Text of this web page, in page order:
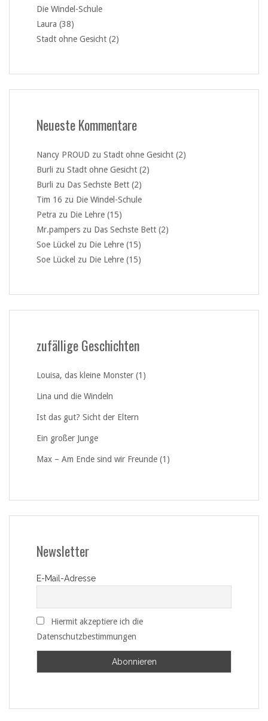
Die Windel-Schule
Laura (38)
Stadt ohne Gesicht (2)
Neueste Kommentare
Nancy PROUD zu Stadt ohne Gesicht (2)
Burli zu Stadt ohne Gesicht (2)
Burli zu Das Sechste Bett (2)
Tim 16 zu Die Windel-Schule
Petra zu Die Lehre (15)
Mr.pampers zu Das Sechste Bett (2)
Soe Lückel zu Die Lehre (15)
Soe Lückel zu Die Lehre (15)
zufällige Geschichten
Louisa, das kleine Monster (1)
Lina und die Windeln
Ist das gut? Sicht der Eltern
Ein großer Junge
Max – Am Ende sind wir Freunde (1)
Newsletter
E-Mail-Adresse
Hiermit akzeptiere ich die
Datenschutzbestimmungen